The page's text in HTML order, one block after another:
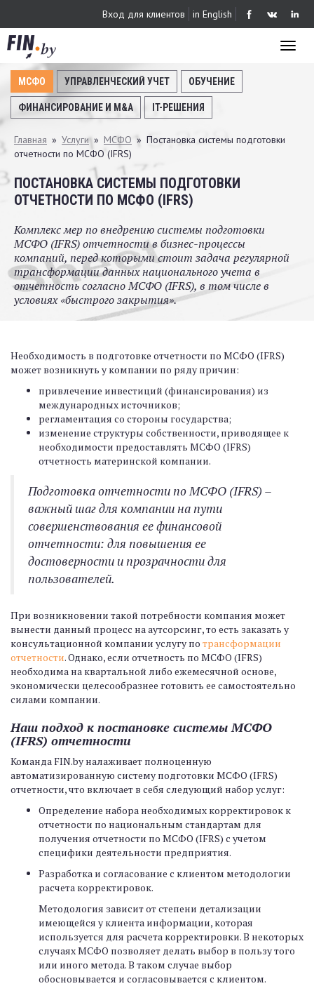
основному
содержанию
in English
Вход для клиентов
МСФО УПРАВЛЕНЧЕСКИЙ УЧЕТ ОБУЧЕНИЕ
ФИНАНСИРОВАНИЕ И M&A IT-РЕШЕНИЯ
Вы
Главная » Услуги » МСФО » Постановка системы подготовки
отчетности по МСФО (IFRS)
ПОСТАНОВКА СИСТЕМЫ ПОДГОТОВКИ
ОТЧЕТНОСТИ ПО МСФО (IFRS)
Комплекс мер по внедрению системы подготовки
МСФО (IFRS) отчетности в бизнес-процессы
компаний, перед которыми стоит задача регулярной
трансформации данных национального учета в
отчетность согласно МСФО (IFRS), в том числе в
условиях «быстрого закрытия».
Необходимость в подготовке отчетности по МСФО (IFRS)
может возникнуть у компании по ряду причин:
привлечение инвестиций (финансирования) из
международных источников;
регламентация со стороны государства;
изменение структуры собственности, приводящее к
необходимости предоставлять МСФО (IFRS)
отчетность материнской компании.
Подготовка отчетности по МСФО (IFRS) –
важный шаг для компании на пути
совершенствования ее финансовой
отчетности: для повышения ее
достоверности и прозрачности для
пользователей.
При возникновении такой потребности компания может
вынести данный процесс на аутсорсинг, то есть заказать у
консультационной компании услугу по трансформации
отчетности. Однако, если отчетность по МСФО (IFRS)
необходима на квартальной либо ежемесячной основе,
экономически целесообразнее готовить ее самостоятельно
силами компании.
Наш подход к постановке системы МСФО
(IFRS) отчетности
Команда FIN.by налаживает полноценную
автоматизированную систему подготовки МСФО (IFRS)
отчетности, что включает в себя следующий набор услуг:
Определение набора необходимых корректировок к
отчетности по национальным стандартам для
получения отчетности по МСФО (IFRS) с учетом
специфики деятельности предприятия.
Разработка и согласование с клиентом методологии
расчета корректировок.
Методология зависит от степени детализации
имеющейся у клиента информации, которая
используется для расчета корректировки. В некоторых
случаях МСФО позволяет делать выбор в пользу того
или иного метода. В таком случае выбор
обосновывается и согласовывается с клиентом.